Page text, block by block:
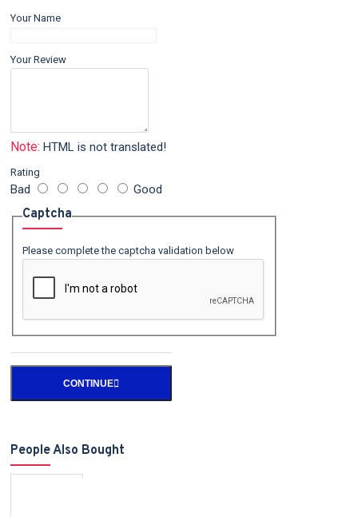
Your Name
Your Review
Note: HTML is not translated!
Rating
Bad Good
Captcha
Please complete the captcha validation below
CONTINUE
People Also Bought